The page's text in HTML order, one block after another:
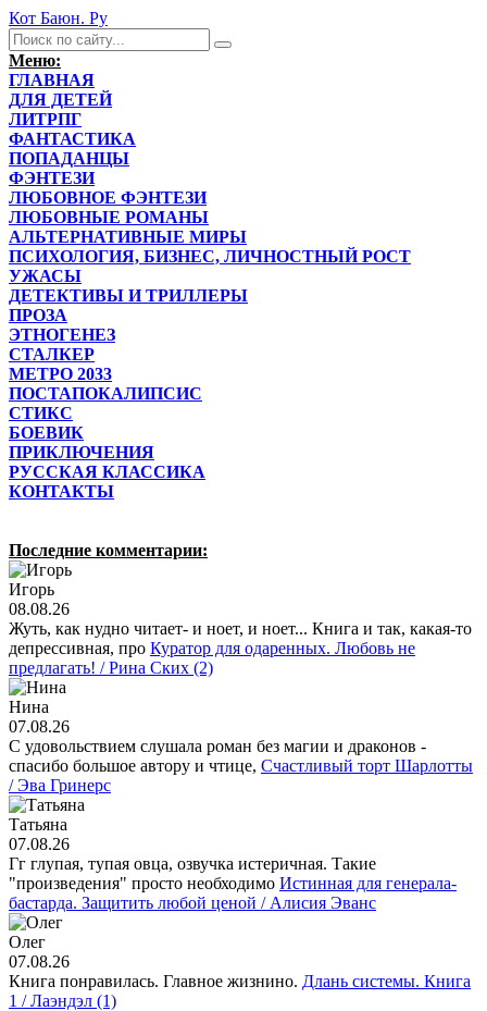
Кот Баюн. Ру
Меню:
ГЛАВНАЯ
ДЛЯ ДЕТЕЙ
ЛИТРПГ
ФАНТАСТИКА
ПОПАДАНЦЫ
ФЭНТЕЗИ
ЛЮБОВНОЕ ФЭНТЕЗИ
ЛЮБОВНЫЕ РОМАНЫ
АЛЬТЕРНАТИВНЫЕ МИРЫ
ПСИХОЛОГИЯ, БИЗНЕС, ЛИЧНОСТНЫЙ РОСТ
УЖАСЫ
ДЕТЕКТИВЫ И ТРИЛЛЕРЫ
ПРОЗА
ЭТНОГЕНЕЗ
СТАЛКЕР
МЕТРО 2033
ПОСТАПОКАЛИПСИС
СТИКС
БОЕВИК
ПРИКЛЮЧЕНИЯ
РУССКАЯ КЛАССИКА
КОНТАКТЫ
Последние комментарии:
Игорь
08.08.26
Жуть, как нудно читает- и ноет, и ноет... Книга и так, какая-то
депрессивная, про Куратор для одаренных. Любовь не
предлагать! / Рина Ских (2)
Нина
07.08.26
С удовольствием слушала роман без магии и драконов -
спасибо большое автору и чтице, Счастливый торт Шарлотты
/ Эва Гринерс
Татьяна
07.08.26
Гг глупая, тупая овца, озвучка истеричная. Такие
"произведения" просто необходимо Истинная для генерала-
бастарда. Защитить любой ценой / Алисия Эванс
Олег
07.08.26
Книга понравилась. Главное жизнино. Длань системы. Книга
1 / Лаэндэл (1)